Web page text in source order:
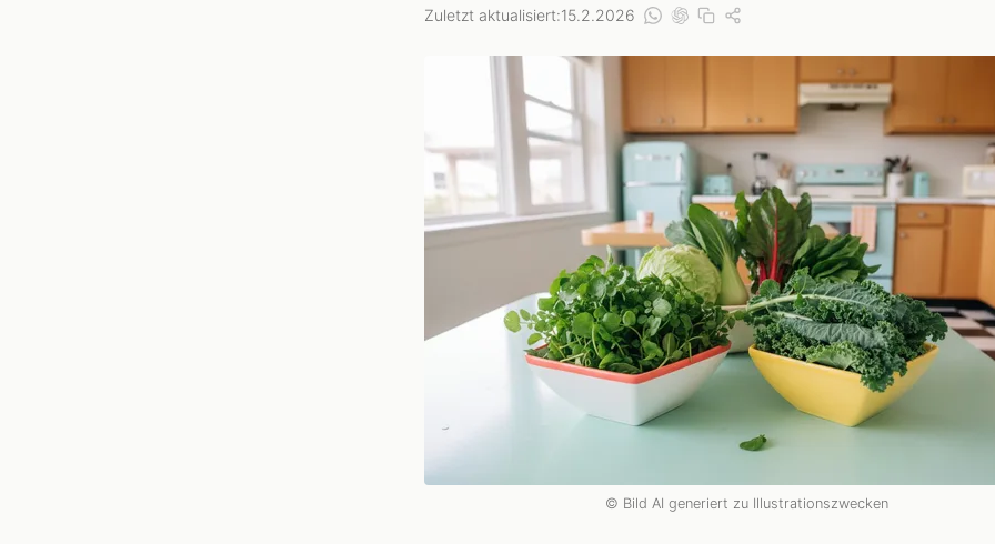
Zuletzt aktualisiert:15.2.2026
© Bild AI generiert zu Illustrationszwecken